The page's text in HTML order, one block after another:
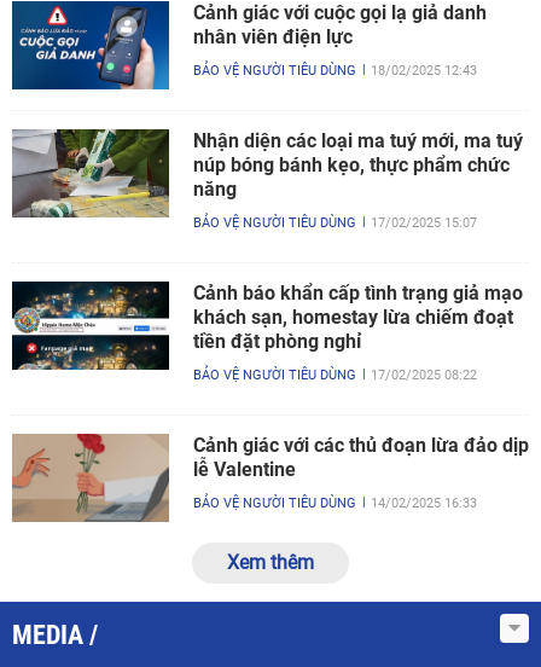
Cảnh giác với cuộc gọi lạ giả danh
nhân viên điện lực
BẢO VỆ NGƯỜI TIÊU DÙNG 18/02/2025 12:43
Nhận diện các loại ma tuý mới, ma tuý
núp bóng bánh kẹo, thực phẩm chức
năng
BẢO VỆ NGƯỜI TIÊU DÙNG 17/02/2025 15:07
Cảnh báo khẩn cấp tình trạng giả mạo
khách sạn, homestay lừa chiếm đoạt
tiền đặt phòng nghỉ
BẢO VỆ NGƯỜI TIÊU DÙNG 17/02/2025 08:22
Cảnh giác với các thủ đoạn lừa đảo dịp
lễ Valentine
BẢO VỆ NGƯỜI TIÊU DÙNG 14/02/2025 16:33
Xem thêm
MEDIA